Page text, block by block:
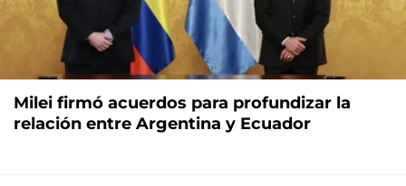
Milei firmó acuerdos para profundizar la
relación entre Argentina y Ecuador